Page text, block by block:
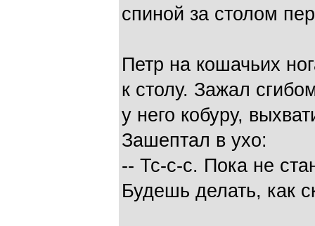
спиной за столом
Петр на кошачьих
к столу. Зажал
у него кобуру,
Зашептал в ухо:
-- Тс-с-с. Пока не
Будешь делать, как